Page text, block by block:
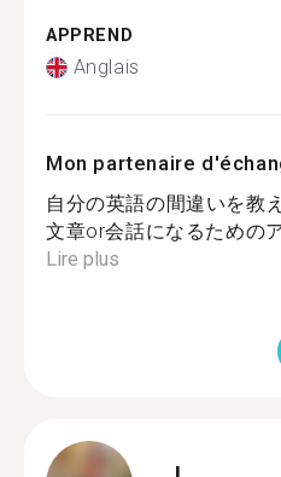
APPREND
Anglais
Mon partenaire
自分の英語の間違いを教
文章or会話になるための
Lire plus